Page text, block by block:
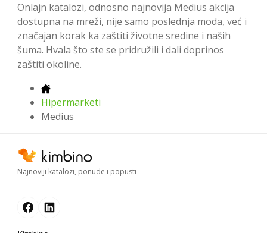
Onlajn katalozi, odnosno najnovija Medius akcija
dostupna na mreži, nije samo poslednja moda, već i
značajan korak ka zaštiti životne sredine i naših
šuma. Hvala što ste se pridružili i dali doprinos
zaštiti okoline.
Hipermarketi
Medius
Najnoviji katalozi, ponude i popusti